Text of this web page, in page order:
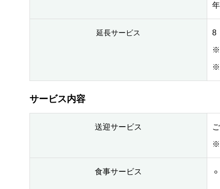
延長サービス 8
※
※
サービス内容
送迎サービス
※
食事サービス